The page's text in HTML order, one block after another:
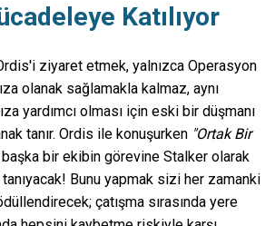
Katılıyor
ziyaret etmek, yalnızca Operasyon
olanak sağlamakla kalmaz, aynı
yardımcı olması için eski bir düşmanı
tanır. Ordis ile konuşurken "Ortak Bir
bir ekibin görevine Stalker olarak
tanıyacak! Bunu yapmak sizi her zamanki
çatışma sırasında yere